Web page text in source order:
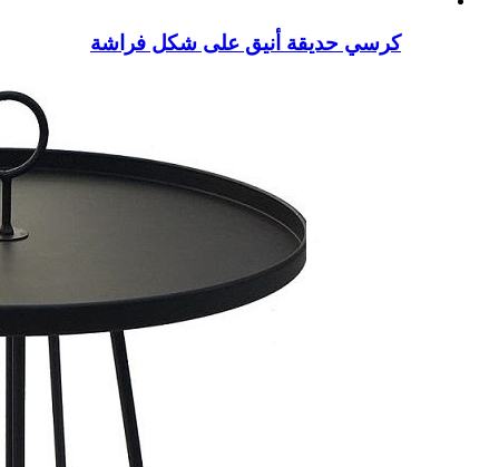
كرسي حديقة أنيق على شكل فراشة